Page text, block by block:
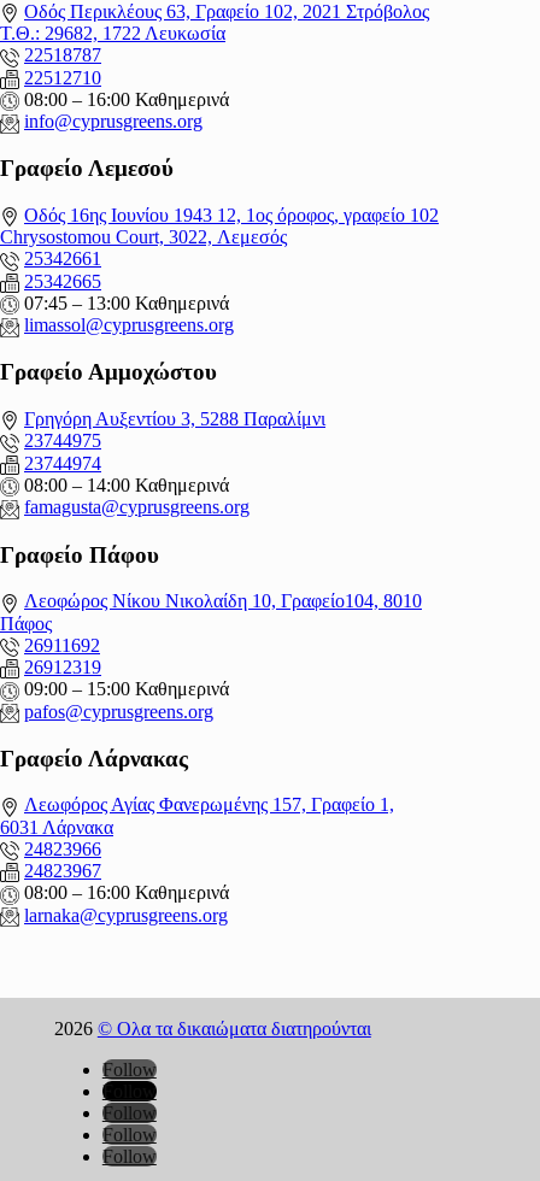
Οδός Περικλέους 63, Γραφείο 102, 2021 Στρόβολος
Τ.Θ.: 29682, 1722 Λευκωσία
22518787
22512710
08:00 – 16:00 Καθημερινά
info@cyprusgreens.org
Γραφείο Λεμεσού
Οδός 16ης Ιουνίου 1943 12, 1ος όροφος, γραφείο 102
Chrysostomou Court, 3022, Λεμεσός
25342661
25342665
07:45 – 13:00 Καθημερινά
limassol@cyprusgreens.org
Γραφείο Αμμοχώστου
Γρηγόρη Αυξεντίου 3, 5288 Παραλίμνι
23744975
23744974
08:00 – 14:00 Καθημερινά
famagusta@cyprusgreens.org
Γραφείο Πάφου
Λεοφώρος Νίκου Νικολαίδη 10, Γραφείο104, 8010
Πάφος
26911692
26912319
09:00 – 15:00 Καθημερινά
pafos@cyprusgreens.org
Γραφείο Λάρνακας
Λεωφόρος Αγίας Φανερωμένης 157, Γραφείο 1,
6031 Λάρνακα
24823966
24823967
08:00 – 16:00 Καθημερινά
larnaka@cyprusgreens.org
2026 © Ολα τα δικαιώματα διατηρούνται
Follow
Follow
Follow
Follow
Follow